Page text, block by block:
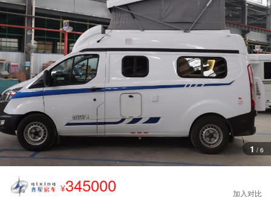
1 / 6
滑
动
查
看
更
多
图
片
¥345000